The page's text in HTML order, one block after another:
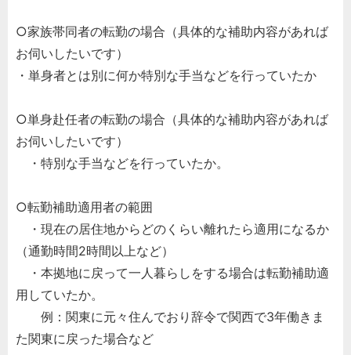
○家族帯同者の転勤の場合（具体的な補助内容があれば
お伺いしたいです）
・単身者とは別に何か特別な手当などを行っていたか
○単身赴任者の転勤の場合（具体的な補助内容があれば
お伺いしたいです）
・特別な手当などを行っていたか。
○転勤補助適用者の範囲
・現在の居住地からどのくらい離れたら適用になるか
（通勤時間2時間以上など）
・本拠地に戻って一人暮らしをする場合は転勤補助適
用していたか。
例：関東に元々住んでおり辞令で関西で3年働きま
た関東に戻った場合など